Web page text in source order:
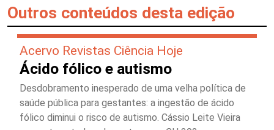
Outros conteúdos desta edição
Acervo Revistas Ciência Hoje
Ácido fólico e autismo
Desdobramento inesperado de uma velha política de
saúde pública para gestantes: a ingestão de ácido
fólico diminui o risco de autismo. Cássio Leite Vieira